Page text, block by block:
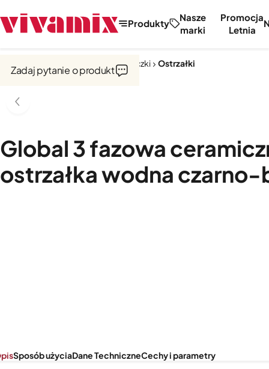
Produkty
Nasze
marki
Promocja
Letnia
Noże, tarki, obieraczki Ostrzałki
Global 3 fazowa
ostrzałka wodna czarno-
Zadaj pytanie o produkt
Sposób użyciaDane TechniczneCechy i parametry